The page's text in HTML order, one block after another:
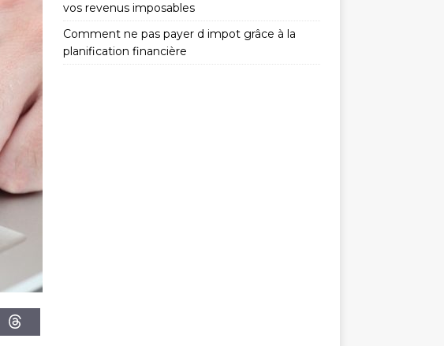
vos revenus imposables
Comment ne pas payer d impot grâce à la
planification financière